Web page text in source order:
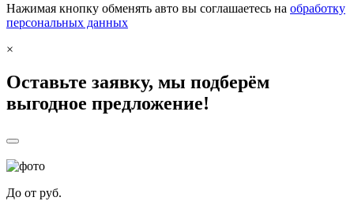
Нажимая кнопку обменять авто вы соглашаетесь на обработку
персональных данных
×
Оставьте заявку, мы подберём
выгодное предложение!
До от руб.